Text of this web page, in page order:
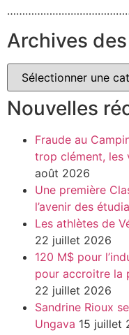
Archives
Nouvelles
Fraude au
trop clément, les
août 2026
Une première
l’avenir des
Les athlètes de
22 juillet 2026
120 M$ pour
pour accroitre la
22 juillet 2026
Sandrine Rioux
Ungava 15 juillet